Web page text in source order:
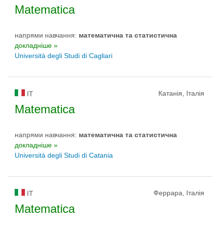
Matematica
напрями навчання: математичнa та статистичнa
докладніше »
Università degli Studi di Cagliari
IT Катанія, Італія
Matematica
напрями навчання: математичнa та статистичнa
докладніше »
Università degli Studi di Catania
IT Феррара, Італія
Matematica